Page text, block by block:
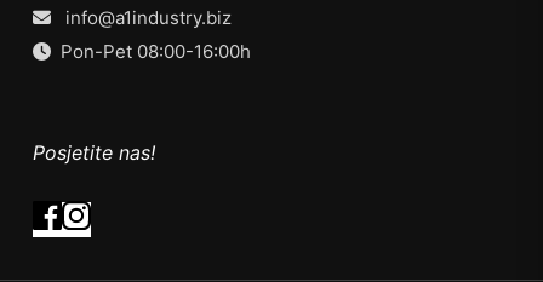
info@a1industry.biz
Pon-Pet 08:00-16:00h
Posjetite nas!